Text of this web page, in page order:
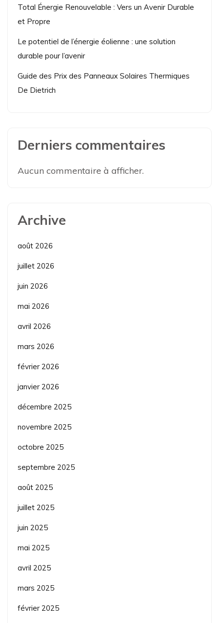
Total Énergie Renouvelable : Vers un Avenir Durable
et Propre
Le potentiel de l’énergie éolienne : une solution
durable pour l’avenir
Guide des Prix des Panneaux Solaires Thermiques
De Dietrich
Derniers commentaires
Aucun commentaire à afficher.
Archive
août 2026
juillet 2026
juin 2026
mai 2026
avril 2026
mars 2026
février 2026
janvier 2026
décembre 2025
novembre 2025
octobre 2025
septembre 2025
août 2025
juillet 2025
juin 2025
mai 2025
avril 2025
mars 2025
février 2025